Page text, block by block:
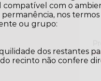
com o
nos
ou grupo:
dos restantes
recinto não confere